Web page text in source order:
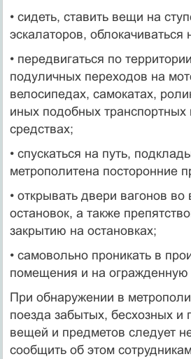
• сидеть, ставить вещи на
эскалаторов, облокачиваться
• передвигаться по
подуличных переходов на
велосипедах, самокатах,
иных подобных транспортных
средствах;
• спускаться на путь,
метрополитена посторонние
• открывать двери вагонов
остановок, а также
закрытию на остановках;
• самовольно проникать в
помещения и на огражденную
При обнаружении в
поезда забытых, бесхозных и
вещей и предметов следует
сообщить об этом